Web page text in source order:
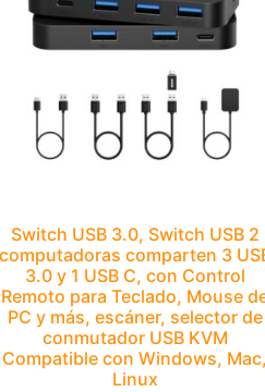
Switch USB 3.0, Switch USB 2
computadoras comparten 3
3.0 y 1 USB C, con Control
Remoto para Teclado, Mouse
PC y más, escáner, selector de
conmutador USB KVM
Compatible con Windows, Mac,
Linux